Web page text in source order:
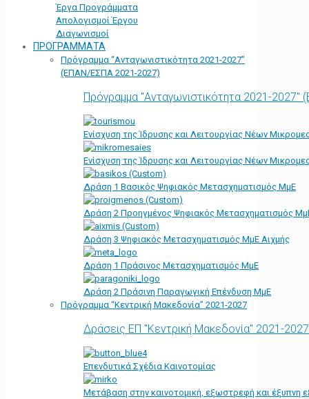
Έργα Προγράμματα
Απολογισμοί Έργου
Διαγωνισμοί
ΠΡΟΓΡΑΜΜΑΤΑ
Πρόγραμμα “Ανταγωνιστικότητα 2021-2027”
(ΕΠΑΝ/ΕΣΠΑ 2021-2027)
Πρόγραμμα "Ανταγωνιστικότητα 2021-
Ενίσχυση της Ίδρυσης και Λειτουργίας Νέων
Ενίσχυση της Ίδρυσης και Λειτουργίας Νέων
Δράση 1 Βασικός Ψηφιακός Μετασχηματισμός ΜμΕ
Δράση 2 Προηγμένος Ψηφιακός Μετασχηματισμός
Δράση 3 Ψηφιακός Μετασχηματισμός ΜμΕ Αιχμής
Δράση 1 Πράσινος Μετασχηματισμός ΜμΕ
Δράση 2 Πράσινη Παραγωγική Επένδυση ΜμΕ
Πρόγραμμα “Κεντρική Μακεδονία” 2021-2027
Δράσεις ΕΠ "Κεντρική Μακεδονία" 2021-2027
Επενδυτικά Σχέδια Καινοτομίας
Μετάβαση στην καινοτομική, εξωστρεφή και έξυπνη